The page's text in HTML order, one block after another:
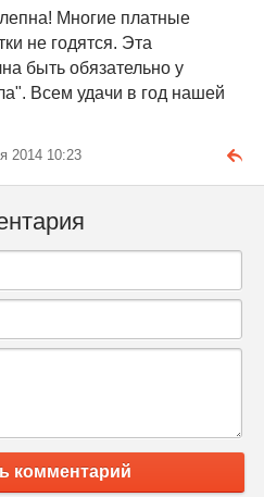
Многие платные
не годятся. Эта
быть обязательно у
Всем удачи в год нашей
2014 10:23
комментарий